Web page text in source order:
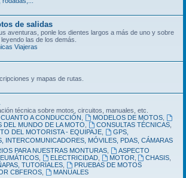
de salidas
aventuras, ponle los dientes largos a más de uno y sobre
las de los demás.
Viajeras
y mapas de rutas.
técnica sobre motos, circuitos, manuales, etc.
CUANTO A CONDUCCIÓN MODELOS DE MOTOS,
DEL MUNDO DE LA MOTO
CONSULTAS TÉCNICAS,
DEL MOTORISTA - EQUIPAJE,
GPS,
INTERCOMUNICADORES, MÓVILES, PDAS, CÁMARAS
PARA NUESTRAS MONTURAS,
ASPECTO
, ELECTRICIDAD, MOTOR CHASIS
TUTORIALES,
PRUEBAS DE MOTOS
CBFEROS
MANUALES